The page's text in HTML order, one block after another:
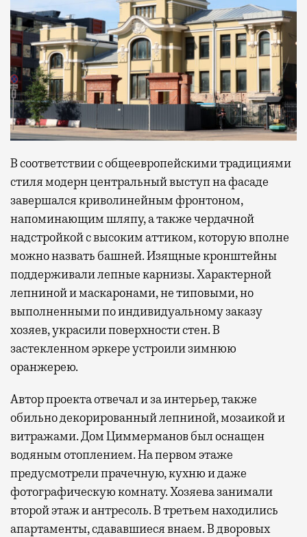
В соответствии с общеевропейскими традициями
стиля модерн центральный выступ на фасаде
завершался криволинейным фронтоном,
напоминающим шляпу, а также чердачной
надстройкой с высоким аттиком, которую вполне
можно назвать башней. Изящные кронштейны
поддерживали лепные карнизы. Характерной
лепниной и маскаронами, не типовыми, но
выполненными по индивидуальному заказу
хозяев, украсили поверхности стен. В
застекленном эркере устроили зимнюю
оранжерею.
Автор проекта отвечал и за интерьер, также
обильно декорированный лепниной, мозаикой и
витражами. Дом Циммерманов был оснащен
водяным отоплением. На первом этаже
предусмотрели прачечную, кухню и даже
фотографическую комнату. Хозяева занимали
второй этаж и антресоль. В третьем находились
апартаменты, сдававшиеся внаем. В дворовых